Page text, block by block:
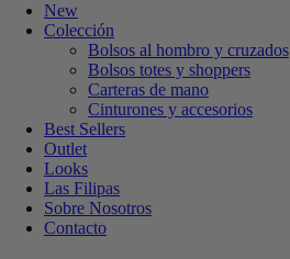
New
Colección
Bolsos al hombro y cruzados
Bolsos totes y shoppers
Carteras de mano
Cinturones y accesorios
Best Sellers
Outlet
Looks
Las Filipas
Sobre Nosotros
Contacto